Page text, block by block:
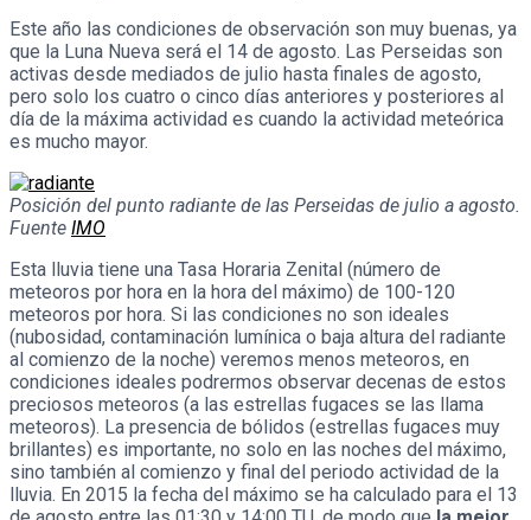
Este año las condiciones de observación son muy buenas, ya
que la Luna Nueva será el 14 de agosto. Las Perseidas son
activas desde mediados de julio hasta finales de agosto,
pero solo los cuatro o cinco días anteriores y posteriores al
día de la máxima actividad es cuando la actividad meteórica
es mucho mayor.
Posición del punto radiante de las Perseidas de julio a agosto.
Fuente IMO
Esta lluvia tiene una Tasa Horaria Zenital (número de
meteoros por hora en la hora del máximo) de 100-120
meteoros por hora. Si las condiciones no son ideales
(nubosidad, contaminación lumínica o baja altura del radiante
al comienzo de la noche) veremos menos meteoros, en
condiciones ideales podrermos observar decenas de estos
preciosos meteoros (a las estrellas fugaces se las llama
meteoros). La presencia de bólidos (estrellas fugaces muy
brillantes) es importante, no solo en las noches del máximo,
sino también al comienzo y final del periodo actividad de la
lluvia. En 2015 la fecha del máximo se ha calculado para el 13